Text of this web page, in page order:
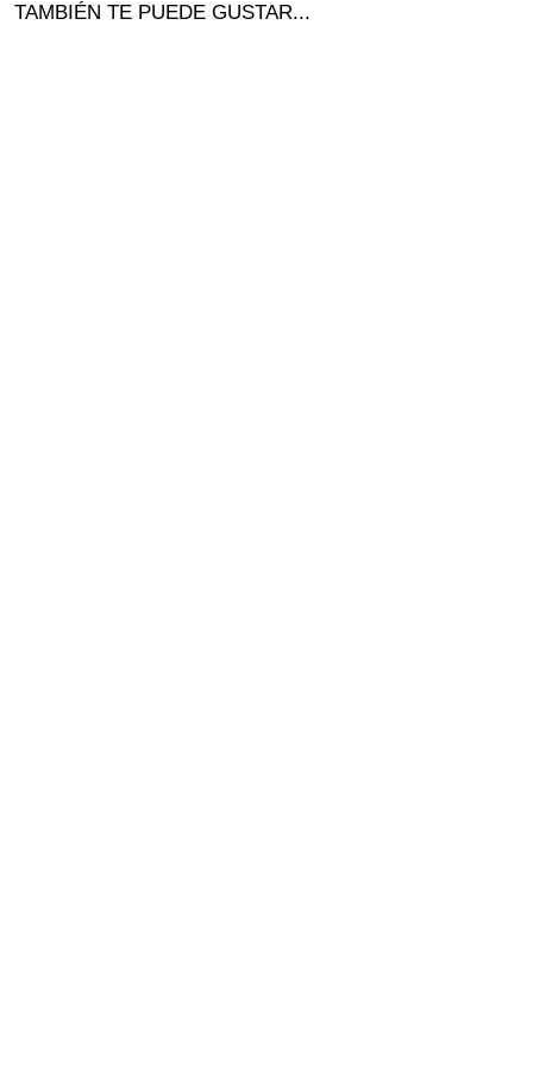
TAMBIÉN TE PUEDE GUSTAR...